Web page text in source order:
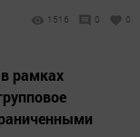
1516 0 0
рамках